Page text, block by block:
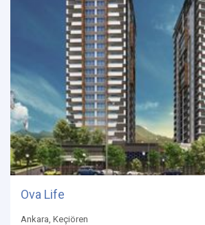
Ova Life
Ankara, Keçiören